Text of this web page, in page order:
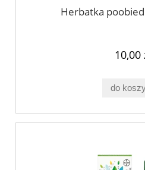
Herbatka
10,00
do